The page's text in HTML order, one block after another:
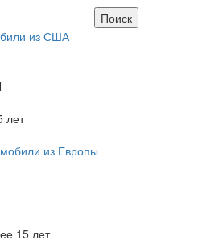
из США
лет
из Европы
15 лет